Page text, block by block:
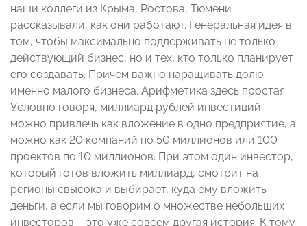
наши коллеги из Крыма, Ростова, Тюмени
рассказывали, как они работают. Генеральная идея в
том, чтобы максимально поддерживать не только
действующий бизнес, но и тех, кто только планирует
его создавать. Причем важно наращивать долю
именно малого бизнеса. Арифметика здесь простая.
Условно говоря, миллиард рублей инвестиций
можно привлечь как вложение в одно предприятие, а
можно как 20 компаний по 50 миллионов или 100
проектов по 10 миллионов. При этом один инвестор,
который готов вложить миллиард, смотрит на
регионы свысока и выбирает, куда ему вложить
деньги, а если мы говорим о множестве небольших
инвесторов – это уже совсем другая история. К тому